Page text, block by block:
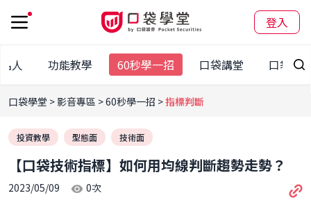
登入
人 功能教學 60秒學一招 口袋講堂 口袋大
口袋學堂 影音專區 60秒學一招 指標判斷
投資教學 型態面 技術面
【口袋技術指標】如何用均線判斷趨勢走勢？
2023/05/09 0次